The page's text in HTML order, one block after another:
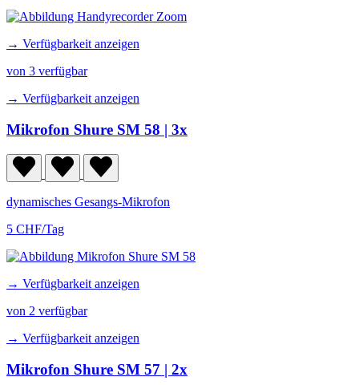
→ Verfügbarkeit anzeigen
von 3 verfügbar
→ Verfügbarkeit anzeigen
Mikrofon Shure SM 58 | 3x
dynamisches Gesangs-Mikrofon
5 CHF/Tag
→ Verfügbarkeit anzeigen
von 2 verfügbar
→ Verfügbarkeit anzeigen
Mikrofon Shure SM 57 | 2x